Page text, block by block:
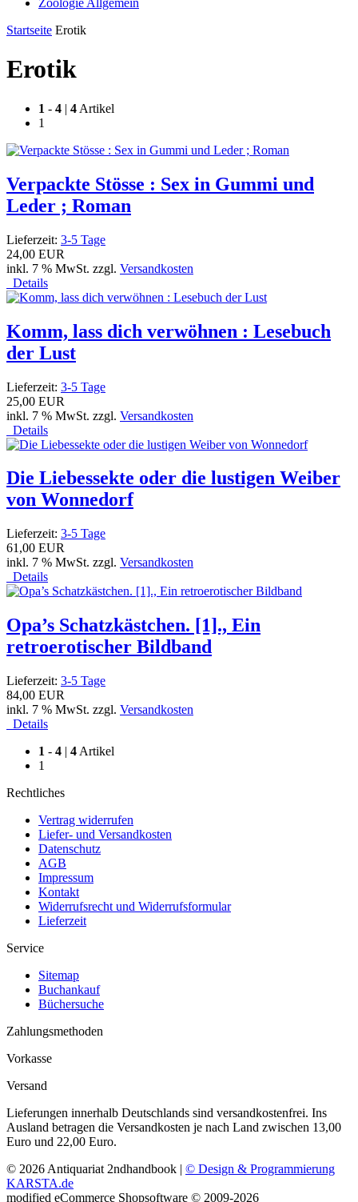
Zoologie Allgemein
Startseite Erotik
Erotik
1 - 4 | 4 Artikel
1
Verpackte Stösse : Sex in Gummi und
Leder ; Roman
Lieferzeit: 3-5 Tage
24,00 EUR
inkl. 7 % MwSt. zzgl. Versandkosten
Details
Komm, lass dich verwöhnen : Lesebuch
der Lust
Lieferzeit: 3-5 Tage
25,00 EUR
inkl. 7 % MwSt. zzgl. Versandkosten
Details
Die Liebessekte oder die lustigen Weiber
von Wonnedorf
Lieferzeit: 3-5 Tage
61,00 EUR
inkl. 7 % MwSt. zzgl. Versandkosten
Details
Opa’s Schatzkästchen. [1]., Ein
retroerotischer Bildband
Lieferzeit: 3-5 Tage
84,00 EUR
inkl. 7 % MwSt. zzgl. Versandkosten
Details
1 - 4 | 4 Artikel
1
Rechtliches
Vertrag widerrufen
Liefer- und Versandkosten
Datenschutz
AGB
Impressum
Kontakt
Widerrufsrecht und Widerrufsformular
Lieferzeit
Service
Sitemap
Buchankauf
Büchersuche
Zahlungsmethoden
Vorkasse
Versand
Lieferungen innerhalb Deutschlands sind versandkostenfrei. Ins
Ausland betragen die Versandkosten je nach Land zwischen 13,00
Euro und 22,00 Euro.
© 2026 Antiquariat 2ndhandbook | © Design & Programmierung
KARSTA.de
modified eCommerce Shopsoftware © 2009-2026